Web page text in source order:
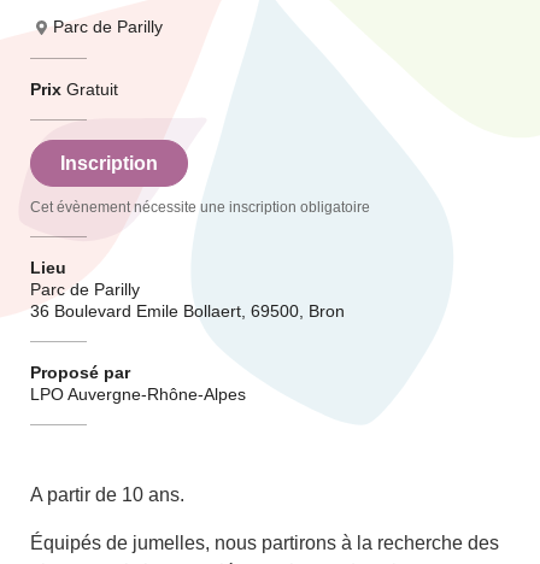
Parc de Parilly
Prix Gratuit
Inscription
Cet évènement nécessite une inscription obligatoire
Lieu
Parc de Parilly
36 Boulevard Emile Bollaert, 69500, Bron
Proposé par
LPO Auvergne-Rhône-Alpes
A partir de 10 ans.
Équipés de jumelles, nous partirons à la recherche des